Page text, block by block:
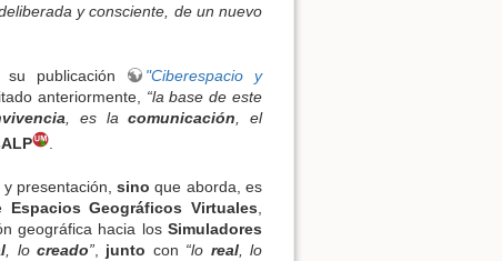
y consciente, de un nuevo
publicación
"Ciberespacio y
anteriormente, “la base de este
, es lacomunicación , el
.
y presentación,sino que aborda, es
Espacios Geográficos Virtuales
geográfica hacia losSimuladores
, locreado” junto con “lo real, lo